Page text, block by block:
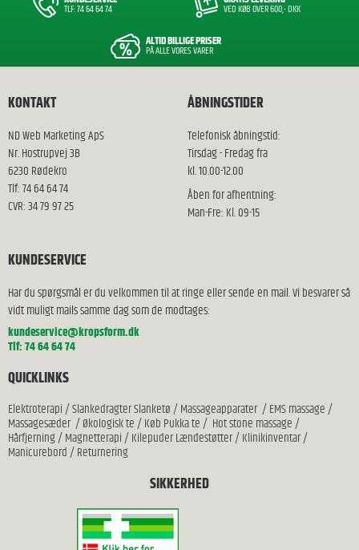
TLF: 74 64 64 74 VED KØB OVER 600,- DKK
ALTID BILLIGE PRISER
PÅ ALLE VORES VARER
KONTAKT
ND Web Marketing ApS
Nr. Hostrupvej 3B
6230 Rødekro
Tlf: 74 64 64 74
CVR: 34 79 97 25
ÅBNINGSTIDER
Telefonisk åbningstid:
Tirsdag - Fredag fra
kl. 10.00-12.00
Åben for afhentning:
Man-Fre: Kl. 09-15
KUNDESERVICE
Har du spørgsmål er du velkommen til at ringe eller sende en mail. Vi besvarer så
vidt muligt mails samme dag som de modtages:
kundeservice@kropsform.dk
Tlf: 74 64 64 74
QUICKLINKS
Elektroterapi/Slankedragter Slanketø/Massageapparater/EMS massage/
Massagesæder/Økologisk te/Køb Pukka te/ Hot stone massage/
Hårfjerning/Magnetterapi/Kilepuder Lændestøtter/Klinikinventar/
Manicurebord/Returnering
SIKKERHED